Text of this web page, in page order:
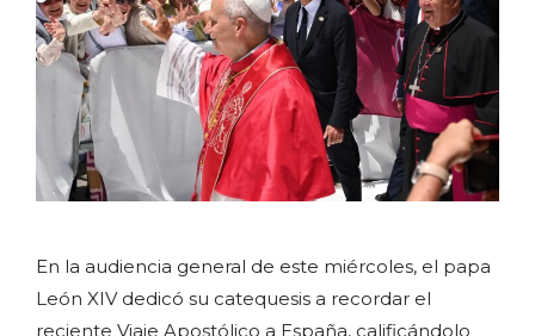
En la audiencia general de este miércoles, el papa
León XIV dedicó su catequesis a recordar el
reciente Viaje Apostólico a España, calificándolo